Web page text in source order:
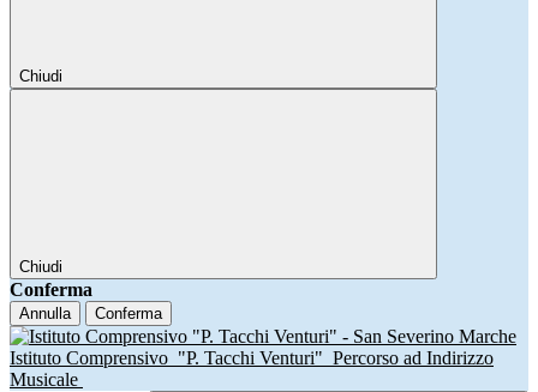
Chiudi
Chiudi
Conferma
Annulla Conferma
Istituto Comprensivo "P. Tacchi Venturi" Percorso ad Indirizzo
Musicale